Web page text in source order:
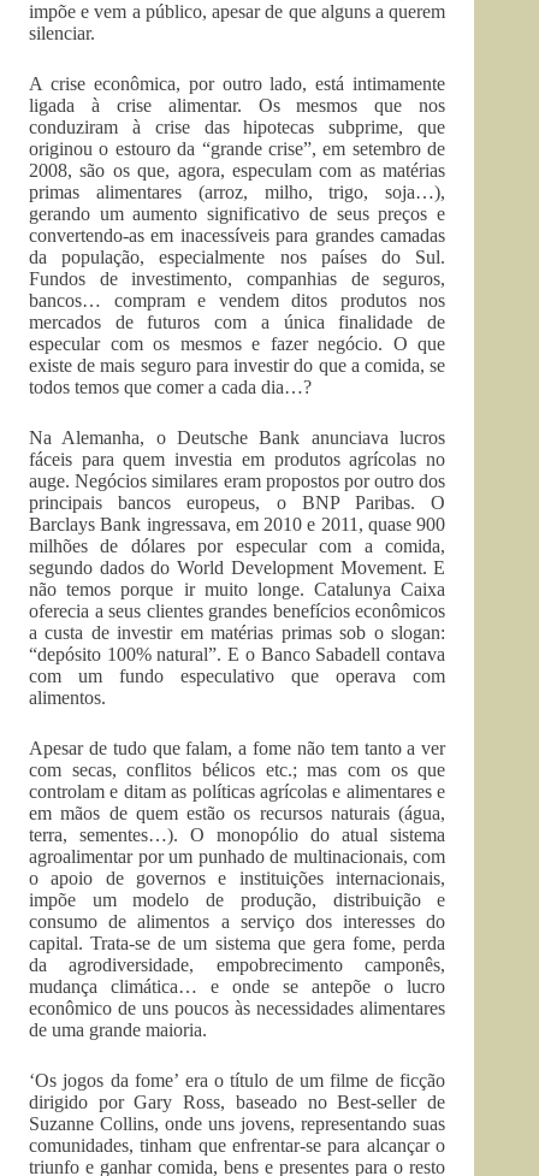
impõe e vem a público, apesar de que alguns a querem
silenciar.
A crise econômica, por outro lado, está intimamente
ligada à crise alimentar. Os mesmos que nos
conduziram à crise das hipotecas subprime, que
originou o estouro da “grande crise”, em setembro de
2008, são os que, agora, especulam com as matérias
primas alimentares (arroz, milho, trigo, soja…),
gerando um aumento significativo de seus preços e
convertendo-as em inacessíveis para grandes camadas
da população, especialmente nos países do Sul.
Fundos de investimento, companhias de seguros,
bancos… compram e vendem ditos produtos nos
mercados de futuros com a única finalidade de
especular com os mesmos e fazer negócio. O que
existe de mais seguro para investir do que a comida, se
todos temos que comer a cada dia…?
Na Alemanha, o Deutsche Bank anunciava lucros
fáceis para quem investia em produtos agrícolas no
auge. Negócios similares eram propostos por outro dos
principais bancos europeus, o BNP Paribas. O
Barclays Bank ingressava, em 2010 e 2011, quase 900
milhões de dólares por especular com a comida,
segundo dados do World Development Movement. E
não temos porque ir muito longe. Catalunya Caixa
oferecia a seus clientes grandes benefícios econômicos
a custa de investir em matérias primas sob o slogan:
“depósito 100% natural”. E o Banco Sabadell contava
com um fundo especulativo que operava com
alimentos.
Apesar de tudo que falam, a fome não tem tanto a ver
com secas, conflitos bélicos etc.; mas com os que
controlam e ditam as políticas agrícolas e alimentares e
em mãos de quem estão os recursos naturais (água,
terra, sementes…). O monopólio do atual sistema
agroalimentar por um punhado de multinacionais, com
o apoio de governos e instituições internacionais,
impõe um modelo de produção, distribuição e
consumo de alimentos a serviço dos interesses do
capital. Trata-se de um sistema que gera fome, perda
da agrodiversidade, empobrecimento camponês,
mudança climática… e onde se antepõe o lucro
econômico de uns poucos às necessidades alimentares
de uma grande maioria.
‘Os jogos da fome’ era o título de um filme de ficção
dirigido por Gary Ross, baseado no Best-seller de
Suzanne Collins, onde uns jovens, representando suas
comunidades, tinham que enfrentar-se para alcançar o
triunfo e ganhar comida, bens e presentes para o resto